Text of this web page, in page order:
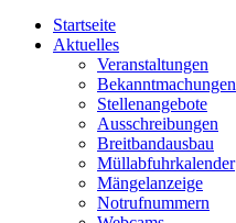
Startseite
Aktuelles
Veranstaltungen
Bekanntmachungen
Stellenangebote
Ausschreibungen
Breitbandausbau
Müllabfuhrkalender
Mängelanzeige
Notrufnummern